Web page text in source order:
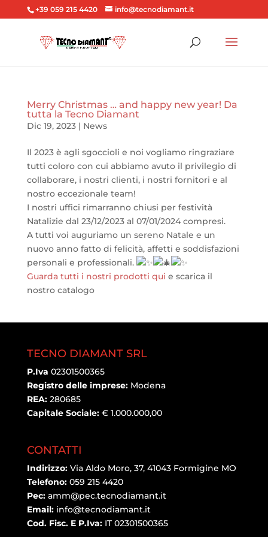
+39 059 215 4420 info@tecnodiamant.it
Merry Christmas … and happy new year! Da
tutta la Tecno Diamant
Dic 19, 2023| News
Il 2023 è agli sgoccioli e noi vogliamo ringraziare
tutti coloro con cui abbiamo avuto il privilegio di
collaborare, i nostri clienti, i nostri fornitori e al
nostro eccezionale team!
I nostri uffici rimarranno chiusi per festività
Natalizie dal 23/12/2023 al 07/01/2024 compresi.
A tutti voi auguriamo un sereno Natale e un
nuovo anno fatto di felicità, affetti e soddisfazioni
personali e professionali.
Guarda tutti i nostri prodotti qui e scarica il
nostro catalogo
TECNO DIAMANT SRL
P.Iva 02301500365
Registro delle imprese:Modena
REA:280685
Capitale Sociale: € 1.000.000,00
CONTATTI
Indirizzo: Via Aldo Moro, 37, 41043 Formigine MO
Telefono: 059 215 4420
Pec: amm@pec.tecnodiamant.it
Email: info@tecnodiamant.it
Cod. Fisc. E P.Iva:IT 02301500365